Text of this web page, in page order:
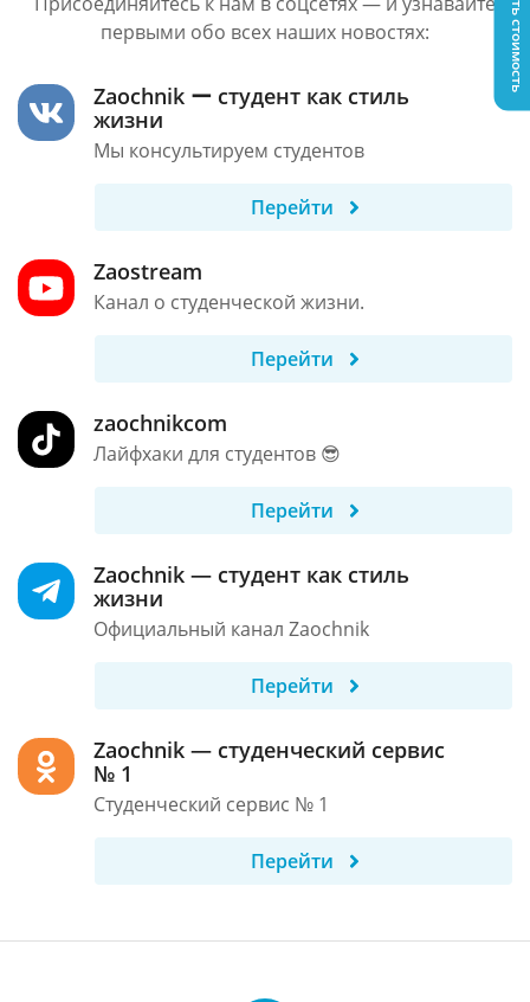
первыми обо всех наших новостях:
Zaochnik ー студент как стиль
жизни
Мы консультируем студентов
Перейти
Zaostream
Канал о студенческой жизни.
Перейти
zaochnikcom
Лайфхаки для студентов 😎
Перейти
Zaochnik — студент как стиль
жизни
Официальный канал Zaochnik
Перейти
Zaochnik — студенческий сервис
№ 1
Студенческий сервис № 1
Перейти
Узнать стоимость